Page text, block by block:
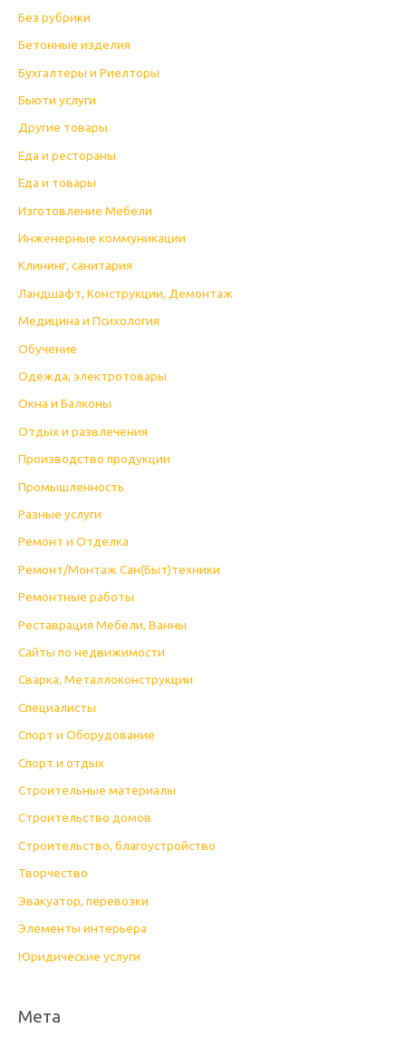
Без рубрики
Бетонные изделия
Бухгалтеры и Риелторы
Бьюти услуги
Другие товары
Еда и рестораны
Еда и товары
Изготовление Мебели
Инженерные коммуникации
Клининг, санитария
Ландшафт, Конструкции, Демонтаж
Медицина и Психология
Обучение
Одежда, электротовары
Окна и Балконы
Отдых и развлечения
Производство продукции
Промышленность
Разные услуги
Ремонт и Отделка
Ремонт/Монтаж Сан(Быт)техники
Ремонтные работы
Реставрация Мебели, Ванны
Сайты по недвижимости
Сварка, Металлоконструкции
Специалисты
Спорт и Оборудование
Спорт и отдых
Строительные материалы
Строительство домов
Строительство, благоустройство
Творчество
Эвакуатор, перевозки
Элементы интерьера
Юридические услуги
Мета